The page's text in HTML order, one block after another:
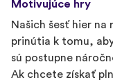
Motivujúce hry
Našich šesť hier na
prinútia k tomu,
sú postupne
Ak chcete získať